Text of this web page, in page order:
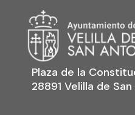
Plaza de la
28891 Velilla de